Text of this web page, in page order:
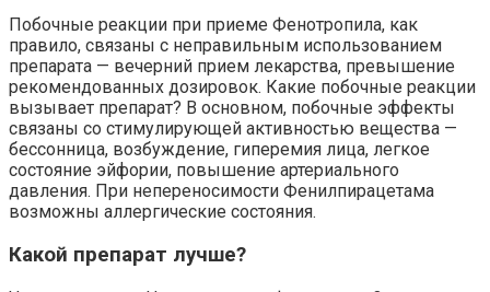
Побочные реакции при приеме Фенотропила, как
правило, связаны с неправильным использованием
препарата — вечерний прием лекарства, превышение
рекомендованных дозировок. Какие побочные реакции
вызывает препарат? В основном, побочные эффекты
связаны со стимулирующей активностью вещества —
бессонница, возбуждение, гиперемия лица, легкое
состояние эйфории, повышение артериального
давления. При непереносимости Фенилпирацетама
возможны аллергические состояния.
Какой препарат лучше?